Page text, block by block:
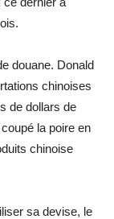
douane. Donald
chinoises
de dollars de
la poire en
chinoise
sa devise, le